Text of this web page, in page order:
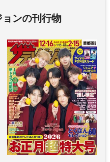
ンの刊行物